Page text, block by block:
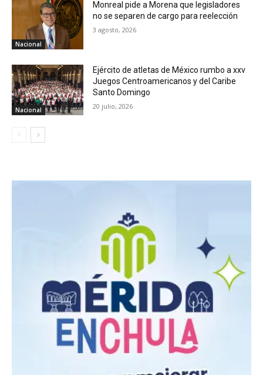
Nacional
Monreal pide a Morena que legisladores
no se separen de cargo para reelección
3 agosto, 2026
Nacional
Ejército de atletas de México rumbo a xxv
Juegos Centroamericanos y del Caribe
Santo Domingo
20 julio, 2026